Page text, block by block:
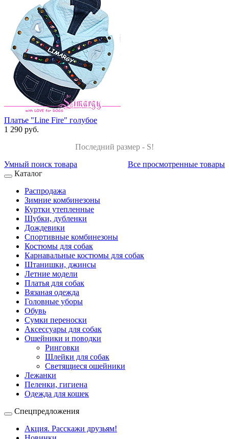
Платье "Line Fire" голубое
1 290 руб.
Последний размер - S!
Все просмотренные товары
Умный поиск товара
Каталог
Распродажа
Зимние комбинезоны
Куртки утепленные
Шубки, дубленки
Дождевики
Спортивные комбинезоны
Костюмы для собак
Карнавальные костюмы для собак
Штанишки, джинсы
Летние модели
Платья для собак
Вязаная одежда
Головные уборы
Обувь
Сумки переноски
Аксессуары для собак
Ошейники и поводки
Ринговки
Шлейки для собак
Светящиеся ошейники
Лежанки
Пеленки, гигиена
Одежда для кошек
Спецпредложения
Акция. Расскажи друзьям!